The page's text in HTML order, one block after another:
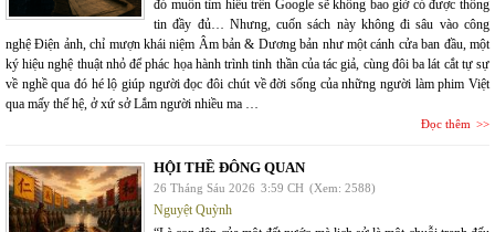
đó muốn tìm hiểu trên Google sẽ không bao giờ có được thông
tin đầy đủ… Nhưng, cuốn sách này không đi sâu vào công
nghệ Điện ảnh, chỉ mượn khái niệm Âm bản & Dương bản như một cánh cửa ban đầu, một
ký hiệu nghệ thuật nhỏ để phác họa hành trình tinh thần của tác giả, cùng đôi ba lát cắt tự sự
về nghề qua đó hé lộ giúp người đọc đôi chút về đời sống của những người làm phim Việt
qua mấy thế hệ, ở xứ sở Lắm người nhiều ma …
Đọc thêm
HỘI THỀ ĐÔNG QUAN
26 Tháng Sáu 2026 3:59 CH (Xem: 2588)
Nguyệt Quỳnh